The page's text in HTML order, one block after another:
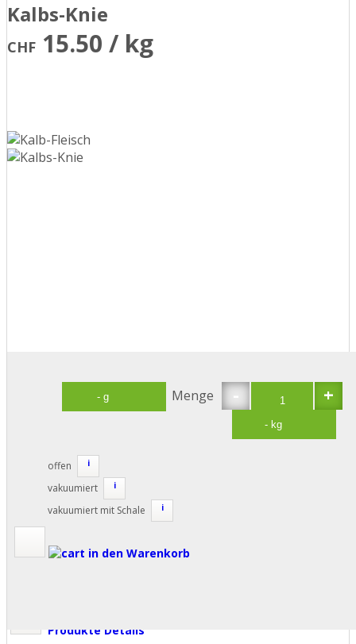
Kalbs-Knie
CHF 15.50 / kg
Produkte Details
- +
Menge
offen i
vakuumiert i
vakuumiert mit Schale i
in den Warenkorb